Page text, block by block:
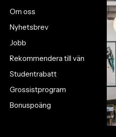
Om oss
Nyhetsbrev
Jobb
Rekommendera till vän
Studentrabatt
Grossistprogram
Bonuspoäng